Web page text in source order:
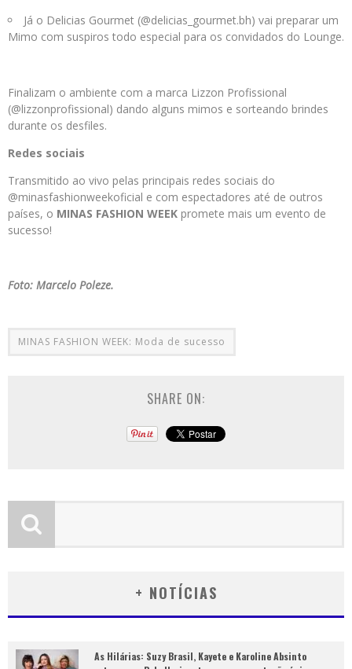
Já o Delicias Gourmet (@delicias_gourmet.bh) vai preparar um
Mimo com suspiros todo especial para os convidados do Lounge.
Finalizam o ambiente com a marca Lizzon Profissional
(@lizzonprofissional) dando alguns mimos e sorteando brindes
durante os desfiles.
Redes sociais
Transmitido ao vivo pelas principais redes sociais do
@minasfashionweekoficial e com espectadores até de outros
países, o MINAS FASHION WEEK promete mais um evento de
sucesso!
Foto: Marcelo Poleze.
MINAS FASHION WEEK: Moda de sucesso
SHARE ON:
+ NOTÍCIAS
As Hilárias: Suzy Brasil, Kayete e Karoline Absinto